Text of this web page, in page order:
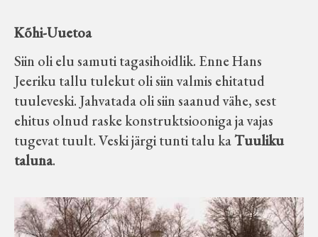
Kõhi-Uuetoa
Siin oli elu samuti tagasihoidlik. Enne Hans
Jeeriku tallu tulekut oli siin valmis ehitatud
tuuleveski. Jahvatada oli siin saanud vähe, sest
ehitus olnud raske konstruktsiooniga ja vajas
tugevat tuult. Veski järgi tunti talu kaTuuliku
taluna.